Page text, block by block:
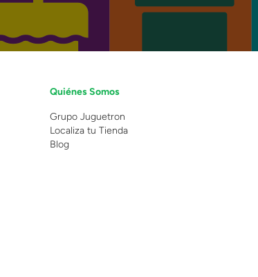
Quiénes Somos
Grupo Juguetron
Localiza tu Tienda
Blog